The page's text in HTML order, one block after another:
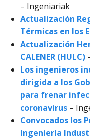
– Ingeniariak
Actualización
Térmicas en los
Actualización
CALENER (HULC)
Los ingenieros
dirigida a los
para frenar
coronavirus –
Convocados los
Ingenierí­a